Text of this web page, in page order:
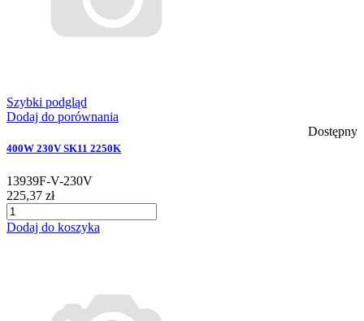
Szybki podgląd
Dodaj do porównania
Dostępny
400W 230V SK11 2250K
13939F-V-230V
225,37 zł
Dodaj do koszyka